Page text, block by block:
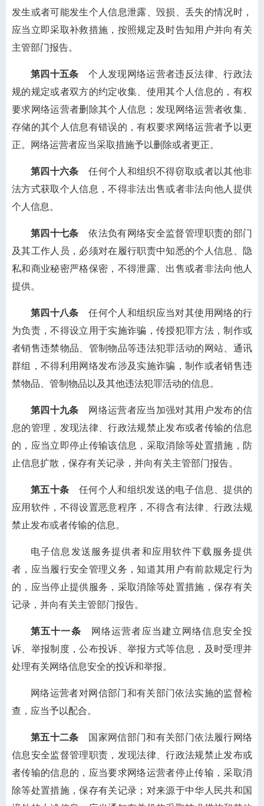
发生或者可能发生个人信息泄露、毁损、丢失的情况时，
应当立即采取补救措施，按照规定及时告知用户并向有关
主管部门报告。
第四十五条 个人发现网络运营者违反法律、行政法
规的规定或者双方的约定收集、使用其个人信息的，有权
要求网络运营者删除其个人信息；发现网络运营者收集、
存储的其个人信息有错误的，有权要求网络运营者予以更
正。网络运营者应当采取措施予以删除或者更正。
第四十六条 任何个人和组织不得窃取或者以其他非
法方式获取个人信息，不得非法出售或者非法向他人提供
个人信息。
第四十七条 依法负有网络安全监督管理职责的部门
及其工作人员，必须对在履行职责中知悉的个人信息、隐
私和商业秘密严格保密，不得泄露、出售或者非法向他人
提供。
第四十八条 任何个人和组织应当对其使用网络的行
为负责，不得设立用于实施诈骗，传授犯罪方法，制作或
者销售违禁物品、管制物品等违法犯罪活动的网站、通讯
群组，不得利用网络发布涉及实施诈骗，制作或者销售违
禁物品、管制物品以及其他违法犯罪活动的信息。
第四十九条 网络运营者应当加强对其用户发布的信
息的管理，发现法律、行政法规禁止发布或者传输的信息
的，应当立即停止传输该信息，采取消除等处置措施，防
止信息扩散，保存有关记录，并向有关主管部门报告。
第五十条 任何个人和组织发送的电子信息、提供的
应用软件，不得设置恶意程序，不得含有法律、行政法规
禁止发布或者传输的信息。
电子信息发送服务提供者和应用软件下载服务提供
者，应当履行安全管理义务，知道其用户有前款规定行为
的，应当停止提供服务，采取消除等处置措施，保存有关
记录，并向有关主管部门报告。
第五十一条 网络运营者应当建立网络信息安全投
诉、举报制度，公布投诉、举报方式等信息，及时受理并
处理有关网络信息安全的投诉和举报。
网络运营者对网信部门和有关部门依法实施的监督检
查，应当予以配合。
第五十二条 国家网信部门和有关部门依法履行网络
信息安全监督管理职责，发现法律、行政法规禁止发布或
者传输的信息的，应当要求网络运营者停止传输，采取消
除等处置措施，保存有关记录；对来源于中华人民共和国